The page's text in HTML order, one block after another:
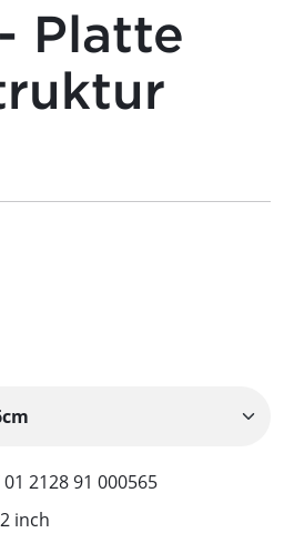
Platte
2128 91 000565
inch